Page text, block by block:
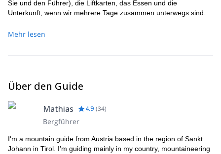
Sie und den Führer), die Liftkarten, das Essen und die
Unterkunft, wenn wir mehrere Tage zusammen unterwegs sind.
Mehr lesen
Über den Guide
Mathias 4.9 (34)
Bergführer
I'm a mountain guide from Austria based in the region of Sankt
Johann in Tirol. I'm guiding mainly in my country, mountaineering